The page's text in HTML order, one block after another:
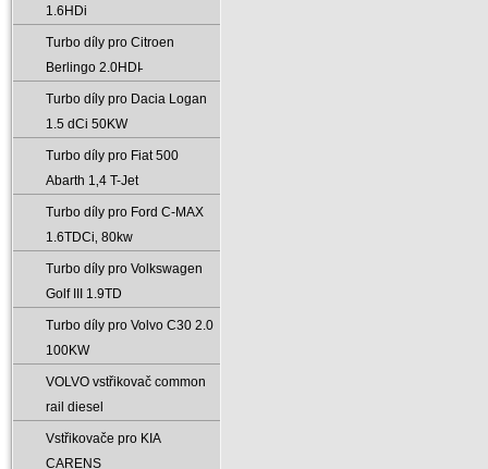
1.6HDi
Turbo díly pro Citroen
Berlingo 2.0HDI̵
Turbo díly pro Dacia Logan
1.5 dCi 50KW
Turbo díly pro Fiat 500
Abarth 1‚4 T-Jet
Turbo díly pro Ford C-MAX
1.6TDCi‚ 80kw
Turbo díly pro Volkswagen
Golf III 1.9TD
Turbo díly pro Volvo C30 2.0
100KW
VOLVO vstřikovač common
rail diesel
Vstřikovače pro KIA
CARENS